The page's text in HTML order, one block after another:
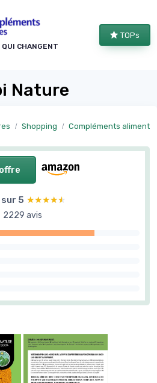
CHANGENT
TOPs
Nature
Shopping Compléments alimentaires naturels et
5 ★★★★★
★★★★★
2229 avis